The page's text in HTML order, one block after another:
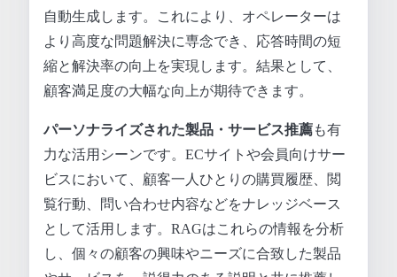
自動生成します。これにより、オペレーターは
より高度な問題解決に専念でき、応答時間の短
縮と解決率の向上を実現します。結果として、
顧客満足度の大幅な向上が期待できます。
パーソナライズされた製品・サービス推薦も有
力な活用シーンです。ECサイトや会員向けサー
ビスにおいて、顧客一人ひとりの購買履歴、閲
覧行動、問い合わせ内容などをナレッジベース
として活用します。RAGはこれらの情報を分析
し、個々の顧客の興味やニーズに合致した製品